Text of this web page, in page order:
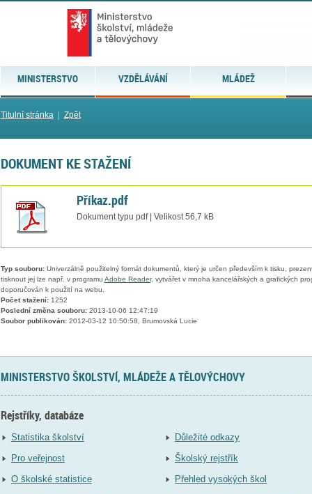
MINISTERSTVO VZDĚLÁVÁNÍ MLÁDEŽ
Titulní stránka| Zpět
DOKUMENT KE STAŽENÍ
Příkaz.pdf
Dokument typu pdf | Velikost 56,7 kB
Typ souboru:Univerzálně použitelný formát dokumentů, který je určen především k tisku,
tisknout jej lze např. v programu Adobe Reader, vytvářet v mnoha kancelářských a grafických
doporučován k použití na webu.
Počet stažení:1252
Poslední změna souboru:2013-10-06 12:47:19
Soubor publikován:2012-03-12 10:50:58, Brumovská Lucie
MINISTERSTVO ŠKOLSTVÍ, MLÁDEŽE A TĚLOVÝCHOVY
Rejstříky, databáze
Statistika školství
Pro veřejnost
O školské statistice
Důležité odkazy
Školský rejstřík
Přehled vysokých škol